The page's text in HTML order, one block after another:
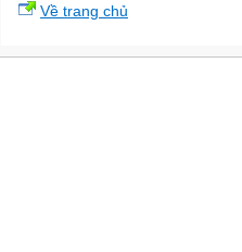
Về trang chủ